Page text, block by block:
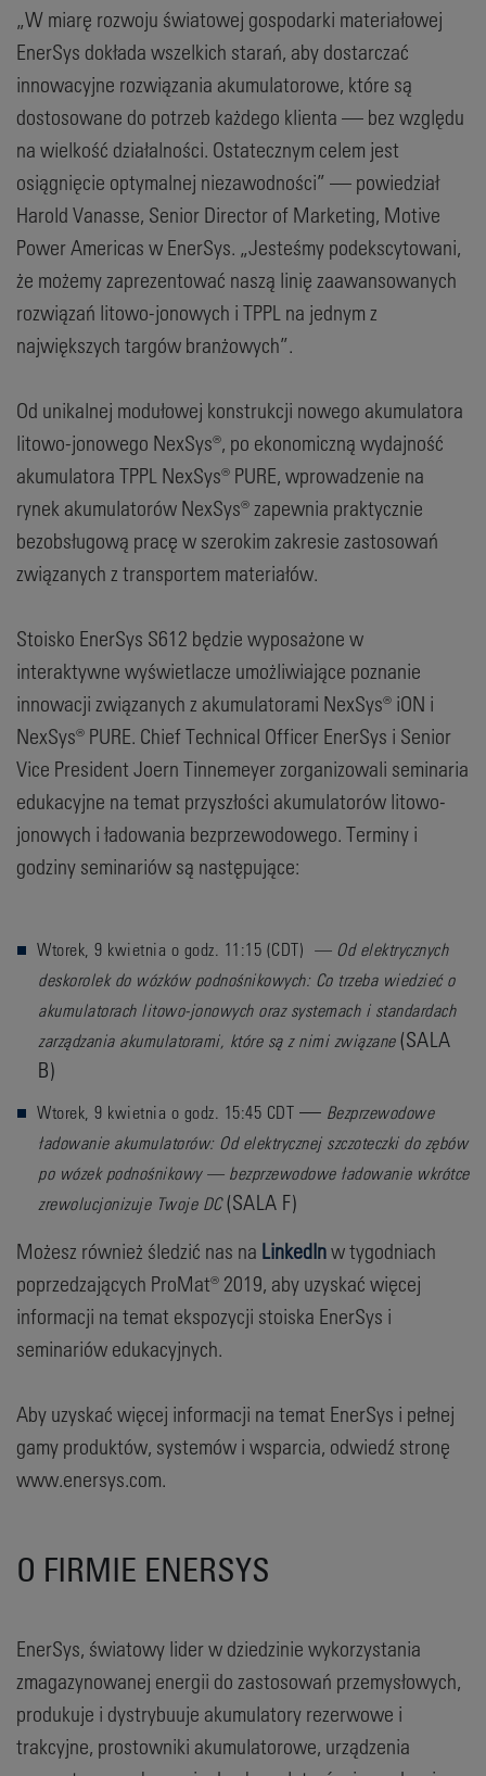
„W miarę rozwoju światowej gospodarki materiałowej
EnerSys dokłada wszelkich starań, aby dostarczać
innowacyjne rozwiązania akumulatorowe, które są
dostosowane do potrzeb każdego klienta — bez względu
na wielkość działalności. Ostatecznym celem jest
osiągnięcie optymalnej niezawodności” — powiedział
Harold Vanasse, Senior Director of Marketing, Motive
Power Americas w EnerSys. „Jesteśmy podekscytowani,
że możemy zaprezentować naszą linię zaawansowanych
rozwiązań litowo-jonowych i TPPL na jednym z
największych targów branżowych”.
Od unikalnej modułowej konstrukcji nowego akumulatora
litowo-jonowego NexSys®, po ekonomiczną wydajność
akumulatora TPPL NexSys® PURE, wprowadzenie na
rynek akumulatorów NexSys® zapewnia praktycznie
bezobsługową pracę w szerokim zakresie zastosowań
związanych z transportem materiałów.
Stoisko EnerSys S612 będzie wyposażone w
interaktywne wyświetlacze umożliwiające poznanie
innowacji związanych z akumulatorami NexSys® iON i
NexSys® PURE. Chief Technical Officer EnerSys i Senior
Vice President Joern Tinnemeyer zorganizowali seminaria
edukacyjne na temat przyszłości akumulatorów litowo-
jonowych i ładowania bezprzewodowego. Terminy i
godziny seminariów są następujące:
Wtorek, 9 kwietnia o godz. 11:15 (CDT) — Od elektrycznych
deskorolek do wózków podnośnikowych: Co trzeba wiedzieć o
akumulatorach litowo-jonowych oraz systemach i standardach
zarządzania akumulatorami, które są z nimi związane(SALA
B)
Wtorek, 9 kwietnia o godz. 15:45 CDT — Bezprzewodowe
ładowanie akumulatorów: Od elektrycznej szczoteczki do zębów
po wózek podnośnikowy — bezprzewodowe ładowanie wkrótce
zrewolucjonizuje Twoje DC(SALA F)
Możesz również śledzić nas na LinkedInw tygodniach
poprzedzających ProMat® 2019, aby uzyskać więcej
informacji na temat ekspozycji stoiska EnerSys i
seminariów edukacyjnych.
Aby uzyskać więcej informacji na temat EnerSys i pełnej
gamy produktów, systemów i wsparcia, odwiedź stronę
www.enersys.com.
O FIRMIE ENERSYS
EnerSys, światowy lider w dziedzinie wykorzystania
zmagazynowanej energii do zastosowań przemysłowych,
produkuje i dystrybuuje akumulatory rezerwowe i
trakcyjne, prostowniki akumulatorowe, urządzenia